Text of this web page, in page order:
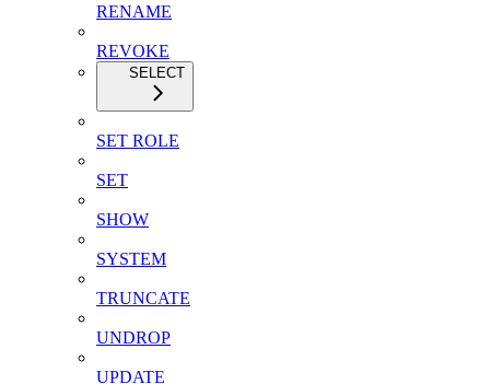
RENAME
REVOKE
SELECT
SET ROLE
SET
SHOW
SYSTEM
TRUNCATE
UNDROP
UPDATE